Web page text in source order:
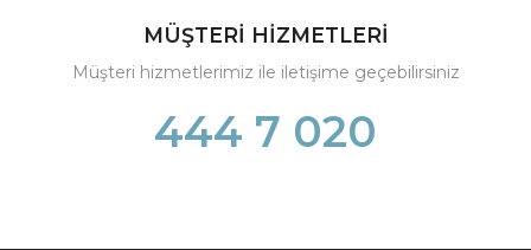
MÜŞTERİ HİZMETLERİ
Müşteri hizmetlerimiz ile iletişime geçebilirsiniz
444 7 020